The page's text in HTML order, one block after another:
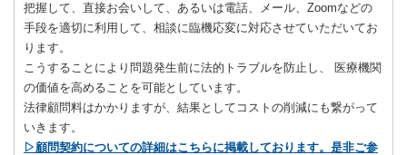
把握して、直接お会いして、あるいは電話、メール、Zoomなどの
手段を適切に利用して、相談に臨機応変に対応させていただいてお
ります。
こうすることにより問題発生前に法的トラブルを防止し、 医療機関
の価値を高めることを可能としています。
法律顧問料はかかりますが、結果としてコストの削減にも繋がって
いきます。
▷顧問契約についての詳細はこちらに掲載しております。是非ご参